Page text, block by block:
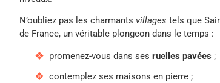
N’oubliez pas les charmants villages tels que
de France, un véritable plongeon dans le temps :
promenez-vous dans ses ruelles pavées ;
contemplez ses maisons en pierre ;